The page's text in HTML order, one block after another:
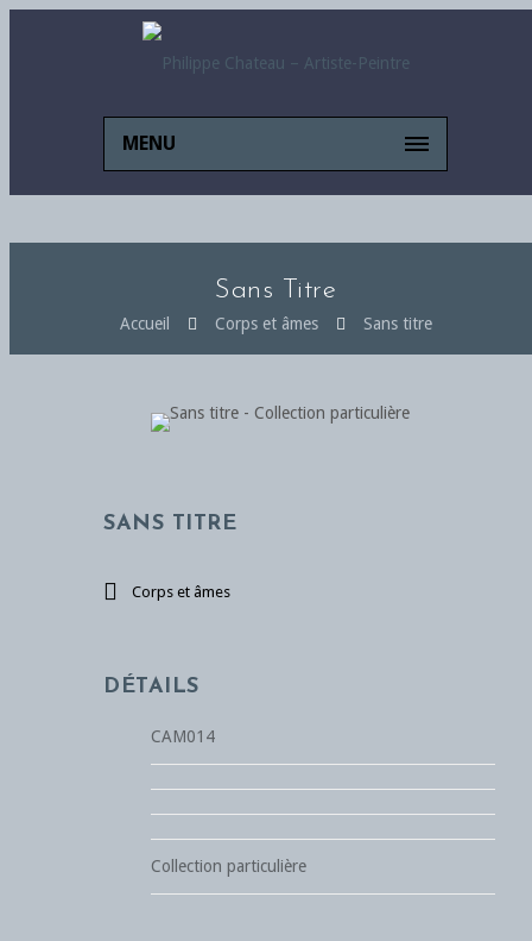
MENU
Sans Titre
Accueil Corps et âmes Sans titre
SANS TITRE
Corps et âmes
DÉTAILS
CAM014
Collection particulière